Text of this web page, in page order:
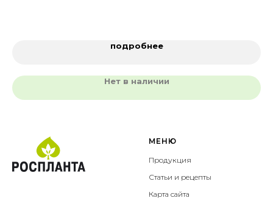
подробнее
Нет в наличии
МЕНЮ
Продукция
Статьи и рецепты
Карта сайта